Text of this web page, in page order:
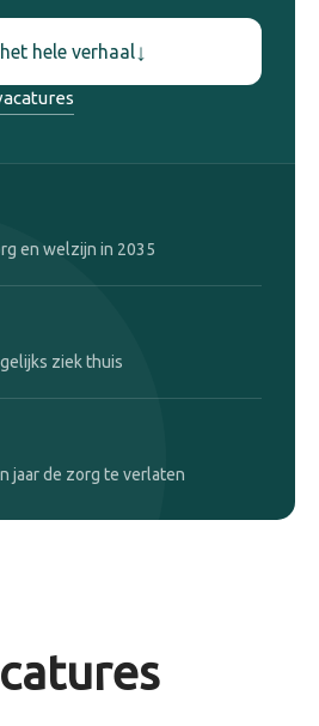
hele verhaal↓
en welzijn in 2035
ziek thuis
jaar de zorg te verlaten